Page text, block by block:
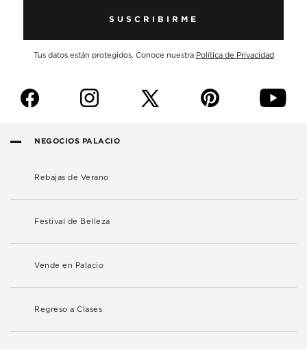
SUSCRIBIRME
Tus datos están protegidos. Conoce nuestra Política de Privacidad
f i p y
NEGOCIOS PALACIO
Rebajas de Verano
Festival de Belleza
Vende en Palacio
Regreso a Clases